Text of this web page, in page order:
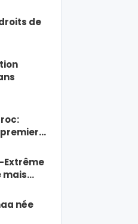
de
Extrême
mais…
née